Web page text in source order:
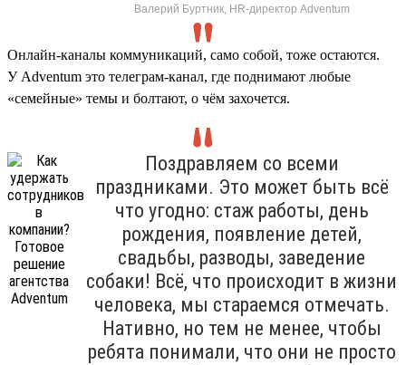
Валерий Буртник, HR-директор Adventum
Онлайн-каналы коммуникаций, само собой, тоже остаются.
У Adventum это телеграм-канал, где поднимают любые
«семейные» темы и болтают, о чём захочется.
Поздравляем со всеми
праздниками. Это может быть всё
что угодно: стаж работы, день
рождения, появление детей,
свадьбы, разводы, заведение
собаки! Всё, что происходит в жизни
человека, мы стараемся отмечать.
Нативно, но тем не менее, чтобы
ребята понимали, что они не просто